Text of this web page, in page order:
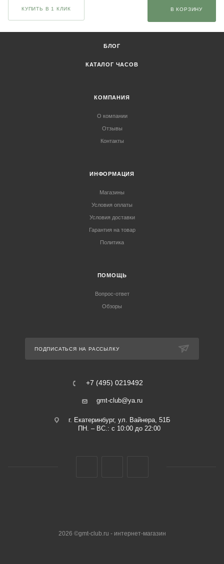
КУПИТЬ В 1 КЛИК В КОРЗИНУ
БЛОГ
КАТАЛОГ ЧАСОВ
КОМПАНИЯ
О компании
Отзывы
Контакты
ИНФОРМАЦИЯ
Магазины
Условия оплаты
Условия доставки
Гарантия на товар
Политика
ПОМОЩЬ
Вопрос-ответ
Обзоры
ПОДПИСАТЬСЯ НА РАССЫЛКУ
+7 (495) 0219492
gmt-club@ya.ru
г. Екатеринбург, ул. Вайнера, 51Б
ПН. – ВС.: с 10:00 до 22:00
2026 ©gmt-club.ru - интернет-магазин